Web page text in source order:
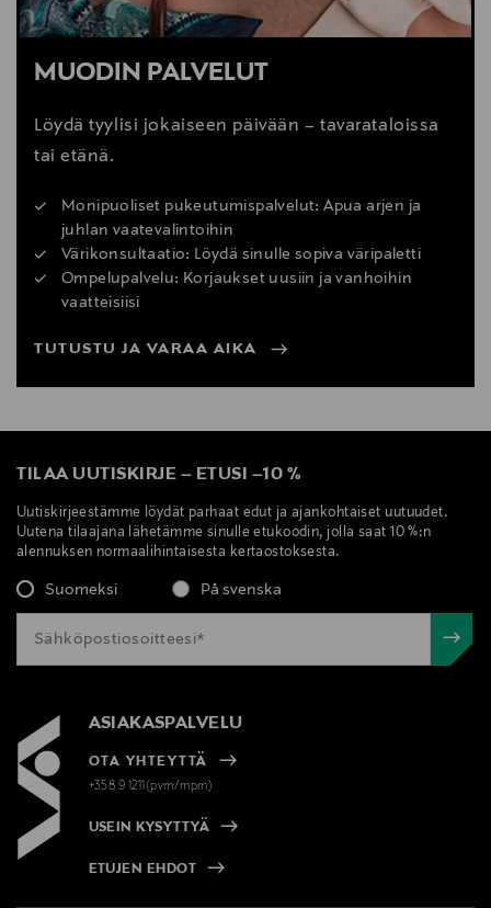
MUODIN PALVELUT
Löydä tyylisi jokaiseen päivään – tavarataloissa
tai etänä.
Monipuoliset pukeutumispalvelut: Apua arjen ja
juhlan vaatevalintoihin
Värikonsultaatio: Löydä sinulle sopiva väripaletti
Ompelupalvelu: Korjaukset uusiin ja vanhoihin
vaatteisiisi
TUTUSTU JA VARAA AIKA
TILAA UUTISKIRJE – ETUSI –10 %
Uutiskirjeestämme löydät parhaat edut ja ajankohtaiset uutuudet.
Uutena tilaajana lähetämme sinulle etukoodin, jolla saat 10 %:n
alennuksen normaalihintaisesta kertaostoksesta.
Suomeksi På svenska
ASIAKASPALVELU
OTA YHTEYTTÄ
+358 9 1211(pvm/mpm)
USEIN KYSYTTYÄ
ETUJEN EHDOT